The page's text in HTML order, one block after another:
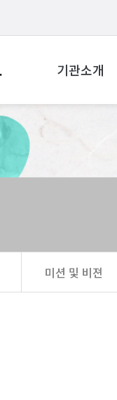
기관소개
미션 및 비젼